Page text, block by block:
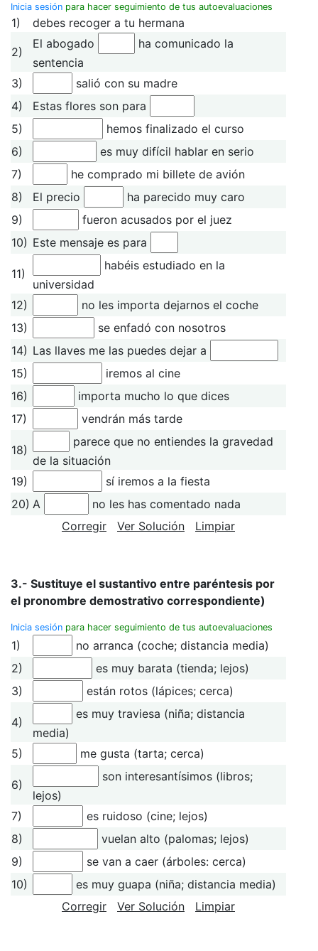
Inicia sesión para hacer seguimiento de tus autoevaluaciones
1) debes recoger a tu hermana
2)
El abogado
ha comunicado la
sentencia
3)
salió con su madre
4)
Estas flores son para
5)
hemos finalizado el curso
6)
es muy difícil hablar en serio
7)
he comprado mi billete de avión
8)
El precio
ha parecido muy caro
9)
fueron acusados por el juez
10) Este mensaje es para
11)
habéis estudiado en la
universidad
12)
no les importa dejarnos el coche
13)
se enfadó con nosotros
14) Las llaves me las puedes dejar a
15)
iremos al cine
16)
importa mucho lo que dices
17)
vendrán más tarde
18)
parece que no entiendes la gravedad
de la situación
19)
sí iremos a la fiesta
20) A
no les has comentado nada
Corregir
Ver Solución Limpiar
3.- Sustituye el sustantivo entre paréntesis por
el pronombre demostrativo correspondiente)
Inicia sesión para hacer seguimiento de tus autoevaluaciones
1)
no arranca (coche; distancia media)
2)
es muy barata (tienda; lejos)
3)
están rotos (lápices; cerca)
4)
es muy traviesa (niña; distancia
media)
5)
me gusta (tarta; cerca)
6)
son interesantísimos (libros;
lejos)
7)
es ruidoso (cine; lejos)
8)
vuelan alto (palomas; lejos)
9)
se van a caer (árboles: cerca)
10)
es muy guapa (niña; distancia media)
Corregir
Ver Solución Limpiar